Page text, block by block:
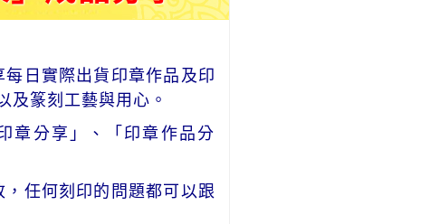
日實際出貨印章作品及印
及篆刻工藝與用心。
章分享」、「印章作品分
任何刻印的問題都可以跟